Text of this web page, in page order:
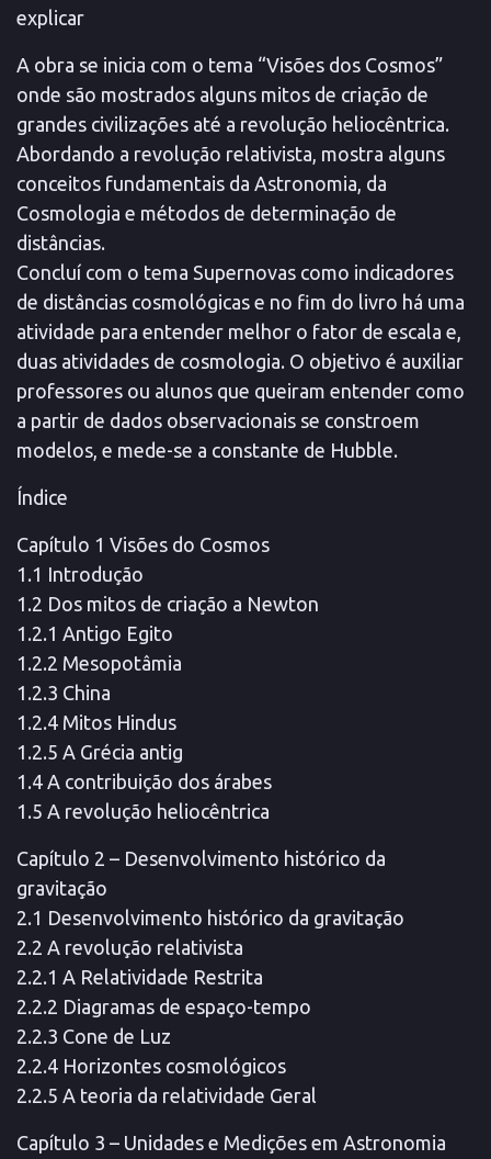
explicar
A obra se inicia com o tema “Visões dos Cosmos”
onde são mostrados alguns mitos de criação de
grandes civilizações até a revolução heliocêntrica.
Abordando a revolução relativista, mostra alguns
conceitos fundamentais da Astronomia, da
Cosmologia e métodos de determinação de
distâncias.
Concluí com o tema Supernovas como indicadores
de distâncias cosmológicas e no fim do livro há uma
atividade para entender melhor o fator de escala e,
duas atividades de cosmologia. O objetivo é auxiliar
professores ou alunos que queiram entender como
a partir de dados observacionais se constroem
modelos, e mede-se a constante de Hubble.
Índice
Capítulo 1 Visões do Cosmos
1.1 Introdução
1.2 Dos mitos de criação a Newton
1.2.1 Antigo Egito
1.2.2 Mesopotâmia
1.2.3 China
1.2.4 Mitos Hindus
1.2.5 A Grécia antig
1.4 A contribuição dos árabes
1.5 A revolução heliocêntrica
Capítulo 2 – Desenvolvimento histórico da
gravitação
2.1 Desenvolvimento histórico da gravitação
2.2 A revolução relativista
2.2.1 A Relatividade Restrita
2.2.2 Diagramas de espaço-tempo
2.2.3 Cone de Luz
2.2.4 Horizontes cosmológicos
2.2.5 A teoria da relatividade Geral
Capítulo 3 – Unidades e Medições em Astronomia